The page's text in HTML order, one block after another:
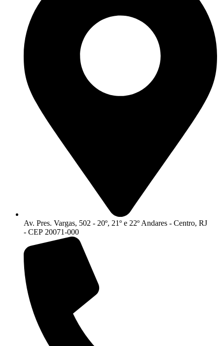
Av. Pres. Vargas, 502 - 20º, 21º e 22º Andares - Centro, RJ
- CEP 20071-000